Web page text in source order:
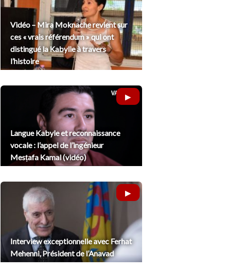
Vidéo – Mira Moknache revient sur
ces « vrais référendum » qui ont
distingué la Kabylie à travers
l’histoire
Langue Kabyle et reconnaissance
vocale : l’appel de l’ingénieur
Mesṭafa Kamal (vidéo)
Interview exceptionnelle avec Ferhat
Mehenni, Président de l’Anavad